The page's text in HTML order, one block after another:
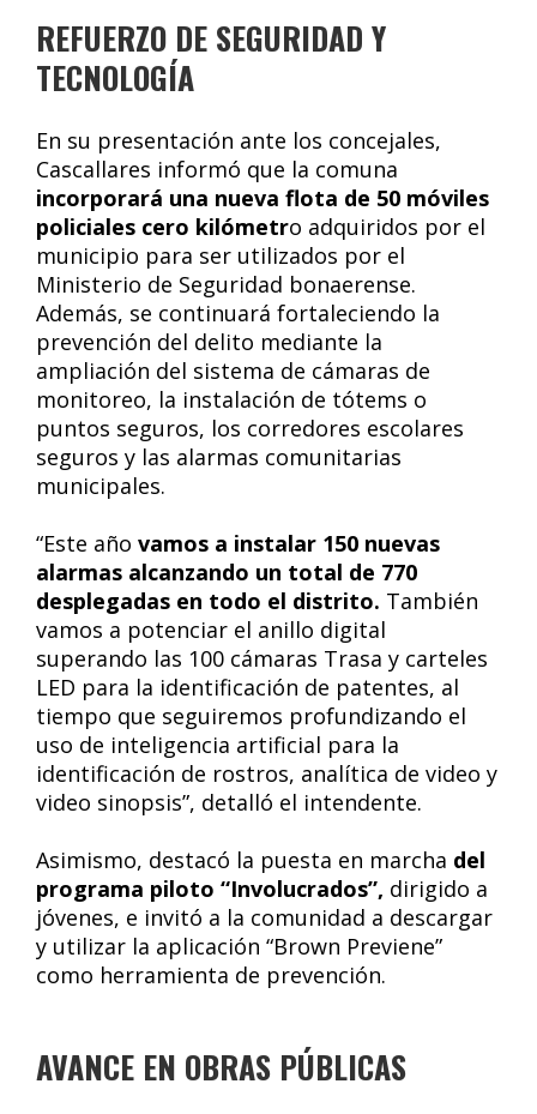
REFUERZO DE SEGURIDAD Y
TECNOLOGÍA
En su presentación ante los concejales,
Cascallares informó que la comuna
incorporará una nueva flota de 50 móviles
policiales cero kilómetro adquiridos por el
municipio para ser utilizados por el
Ministerio de Seguridad bonaerense.
Además, se continuará fortaleciendo la
prevención del delito mediante la
ampliación del sistema de cámaras de
monitoreo, la instalación de tótems o
puntos seguros, los corredores escolares
seguros y las alarmas comunitarias
municipales.
“Este año vamos a instalar 150 nuevas
alarmas alcanzando un total de 770
desplegadas en todo el distrito. También
vamos a potenciar el anillo digital
superando las 100 cámaras Trasa y carteles
LED para la identificación de patentes, al
tiempo que seguiremos profundizando el
uso de inteligencia artificial para la
identificación de rostros, analítica de video y
video sinopsis”, detalló el intendente.
Asimismo, destacó la puesta en marcha del
programa piloto “Involucrados”, dirigido a
jóvenes, e invitó a la comunidad a descargar
y utilizar la aplicación “Brown Previene”
como herramienta de prevención.
AVANCE EN OBRAS PÚBLICAS